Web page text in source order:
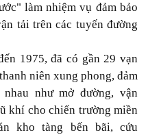
làm nhiệm vụ đảm bảo
tải trên các tuyến đường
1975, đã có gần 29 vạn
niên xung phong, đảm
như mở đường, vận
khí cho chiến trường miền
kho tàng bến bãi, cứu